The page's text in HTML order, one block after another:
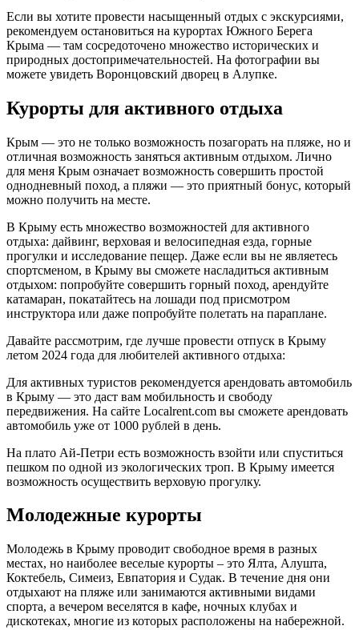
Если вы хотите провести насыщенный отдых с экскурсиями,
рекомендуем остановиться на курортах Южного Берега
Крыма — там сосредоточено множество исторических и
природных достопримечательностей. На фотографии вы
можете увидеть Воронцовский дворец в Алупке.
Курорты для активного отдыха
Крым — это не только возможность позагорать на пляже, но и
отличная возможность заняться активным отдыхом. Лично
для меня Крым означает возможность совершить простой
однодневный поход, а пляжи — это приятный бонус, который
можно получить на месте.
В Крыму есть множество возможностей для активного
отдыха: дайвинг, верховая и велосипедная езда, горные
прогулки и исследование пещер. Даже если вы не являетесь
спортсменом, в Крыму вы сможете насладиться активным
отдыхом: попробуйте совершить горный поход, арендуйте
катамаран, покатайтесь на лошади под присмотром
инструктора или даже попробуйте полетать на параплане.
Давайте рассмотрим, где лучше провести отпуск в Крыму
летом 2024 года для любителей активного отдыха:
Для активных туристов рекомендуется арендовать автомобиль
в Крыму — это даст вам мобильность и свободу
передвижения. На сайте Localrent.com вы сможете арендовать
автомобиль уже от 1000 рублей в день.
На плато Ай-Петри есть возможность взойти или спуститься
пешком по одной из экологических троп. В Крыму имеется
возможность осуществить верховую прогулку.
Молодежные курорты
Молодежь в Крыму проводит свободное время в разных
местах, но наиболее веселые курорты – это Ялта, Алушта,
Коктебель, Симеиз, Евпатория и Судак. В течение дня они
отдыхают на пляже или занимаются активными видами
спорта, а вечером веселятся в кафе, ночных клубах и
дискотеках, многие из которых расположены на набережной.